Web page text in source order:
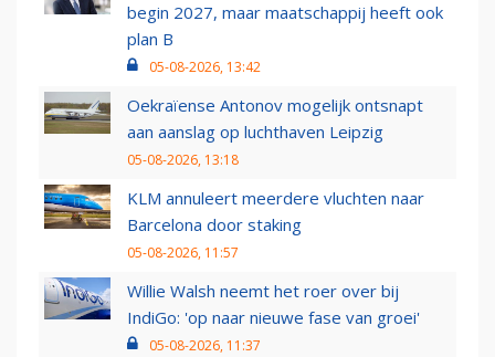
begin 2027, maar maatschappij heeft ook
plan B
05-08-2026, 13:42
Oekraïense Antonov mogelijk ontsnapt
aan aanslag op luchthaven Leipzig
05-08-2026, 13:18
KLM annuleert meerdere vluchten naar
Barcelona door staking
05-08-2026, 11:57
Willie Walsh neemt het roer over bij
IndiGo: 'op naar nieuwe fase van groei'
05-08-2026, 11:37